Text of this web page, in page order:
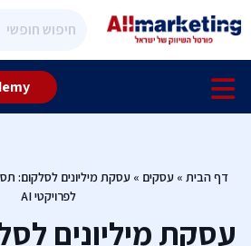
דף הבית »עסקים »עסקת מיליונים לסלקום:
לפרויקטי AI
עסקת מיליונים